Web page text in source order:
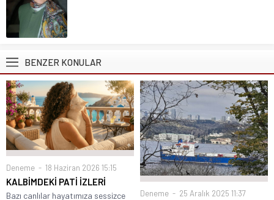
BENZER KONULAR
Deneme 18 Haziran 2026 15:15
KALBİMDEKİ PATİ İZLERİ
Bazı canlılar hayatımıza sessizce
Deneme 25 Aralık 2025 11:37